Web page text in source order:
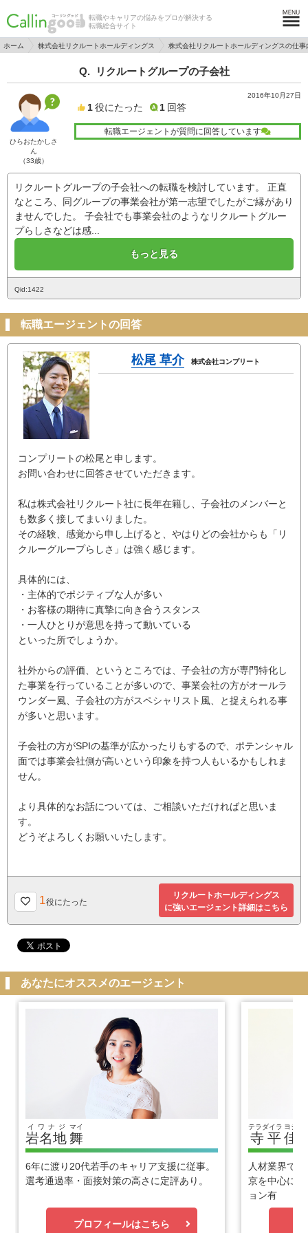
転職やキャリアの悩みをプロが解決する
転職総合サイト
ホーム 株式会社リクルートホールディングス 株式会社リクルートホールディングスの仕事
リクルートグループの子会社
ひらおたかしさ
ん
（33歳）
2016年10月27日
1 役にたった 1 回答
転職エージェントが質問に回答しています
リクルートグループの子会社への転職を検討しています。 正直
なところ、同グループの事業会社が第一志望でしたがご縁があり
ませんでした。 子会社でも事業会社のようなリクルートグルー
プらしさなどは感...
もっと見る
Qid:1422
転職エージェントの回答
松尾 草介 株式会社コンプリート
コンプリートの松尾と申します。
お問い合わせに回答させていただきます。
私は株式会社リクルート社に長年在籍し、子会社のメンバーと
も数多く接してまいりました。
その経験、感覚から申し上げると、やはりどの会社からも「リ
クルーグループらしさ」は強く感じます。
具体的には、
・主体的でポジティブな人が多い
・お客様の期待に真摯に向き合うスタンス
・一人ひとりが意思を持って動いている
といった所でしょうか。
社外からの評価、というところでは、子会社の方が専門特化し
た事業を行っていることが多いので、事業会社の方がオールラ
ウンダー風、子会社の方がスペシャリスト風、と捉えられる事
が多いと思います。
子会社の方がSPIの基準が広かったりもするので、ポテンシャル
面では事業会社側が高いという印象を持つ人もいるかもしれま
せん。
より具体的なお話については、ご相談いただければと思いま
す。
どうぞよろしくお願いいたします。
1役にたった
リクルートホールディングス
に強いエージェント詳細はこちら
あなたにオススメのエージェント
岩名地
イワナジ
舞
マイ
6年に渡り20代若手のキャリア支援に従事。
選考通過率・面接対策の高さに定評あり。
プロフィールはこちら
寺平
テラダイラ
佳
ヨシヒ
人材業界で
京を中心に
ョン有